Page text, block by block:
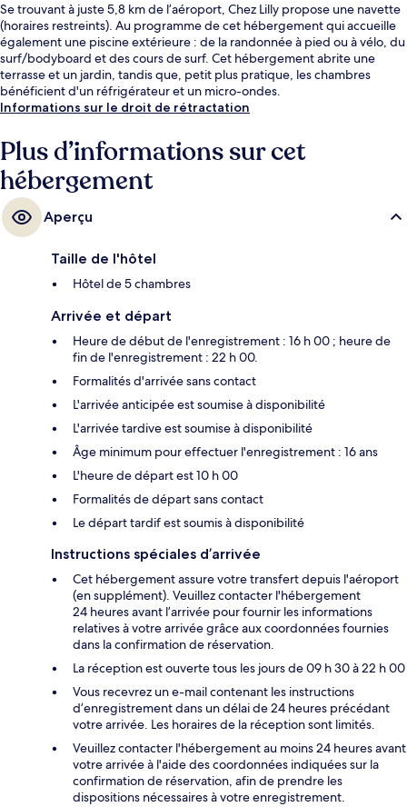
Se trouvant à juste 5,8 km de l’aéroport, Chez Lilly propose une navette
(horaires restreints). Au programme de cet hébergement qui accueille
également une piscine extérieure : de la randonnée à pied ou à vélo, du
surf/bodyboard et des cours de surf. Cet hébergement abrite une
terrasse et un jardin, tandis que, petit plus pratique, les chambres
bénéficient d'un réfrigérateur et un micro-ondes.
Informations sur le droit de rétractation
Plus d’informations sur cet
hébergement
Aperçu
Taille de l'hôtel
Hôtel de 5 chambres
Arrivée et départ
Heure de début de l'enregistrement : 16 h 00 ; heure de
fin de l'enregistrement : 22 h 00.
Formalités d'arrivée sans contact
L'arrivée anticipée est soumise à disponibilité
L'arrivée tardive est soumise à disponibilité
Âge minimum pour effectuer l'enregistrement : 16 ans
L'heure de départ est 10 h 00
Formalités de départ sans contact
Le départ tardif est soumis à disponibilité
Instructions spéciales d’arrivée
Cet hébergement assure votre transfert depuis l'aéroport
(en supplément). Veuillez contacter l'hébergement
24 heures avant l’arrivée pour fournir les informations
relatives à votre arrivée grâce aux coordonnées fournies
dans la confirmation de réservation.
La réception est ouverte tous les jours de 09 h 30 à 22 h 00
Vous recevrez un e-mail contenant les instructions
d’enregistrement dans un délai de 24 heures précédant
votre arrivée. Les horaires de la réception sont limités.
Veuillez contacter l'hébergement au moins 24 heures avant
votre arrivée à l'aide des coordonnées indiquées sur la
confirmation de réservation, afin de prendre les
dispositions nécessaires à votre enregistrement.